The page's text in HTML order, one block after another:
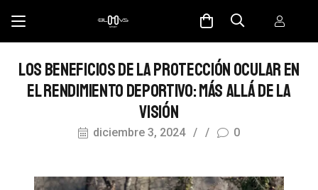
LOS BENEFICIOS DE LA PROTECCIÓN OCULAR EN
EL RENDIMIENTO DEPORTIVO: MÁS ALLÁ DE LA
VISIÓN
diciembre 3, 2024 / / 0